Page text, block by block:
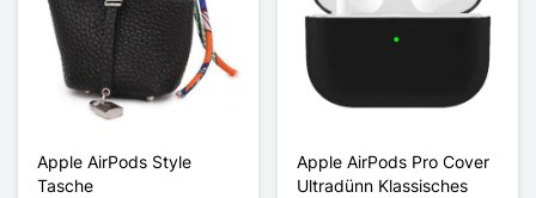
Apple AirPods Style
Tasche
Apple AirPods Pro Cover
Ultradünn Klassisches